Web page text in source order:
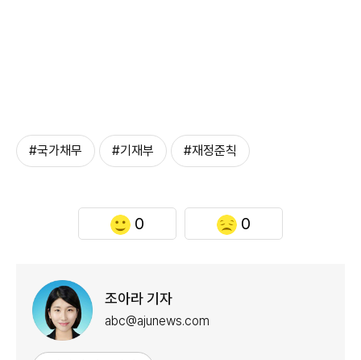
#국가채무 #기재부 #재정준칙
0 0
조아라 기자
abc@ajunews.com